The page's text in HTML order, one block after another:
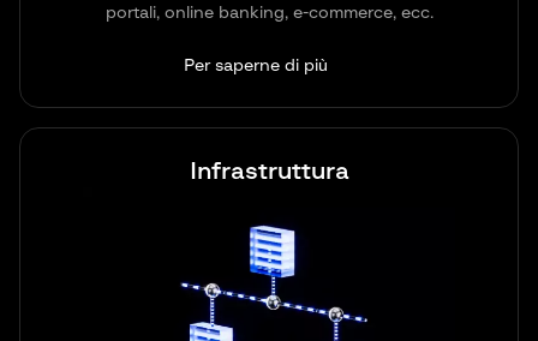
portali, online banking, e-commerce, ecc.
Per saperne di più
Infrastruttura